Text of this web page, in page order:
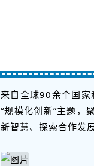
来自全球90余个国
“规模化创新”主题，
新智慧、探索合作发